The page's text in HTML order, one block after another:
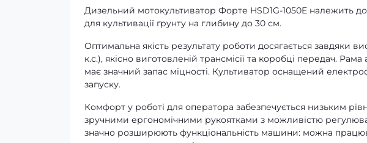
Дизельний мотокультиватор Форте HSD1G-1050E належить
для культивації ґрунту на глибину до 30 см.
Оптимальна якість результату роботи досягається завдяки
к.с.), якісно виготовленій трансмісії та коробці передач.
має значний запас міцності. Культиватор оснащений
запуску.
Комфорт у роботі для оператора забезпечується низьким
зручними ергономічними рукоятками з можливістю
значно розширюють функціональність машини: можна